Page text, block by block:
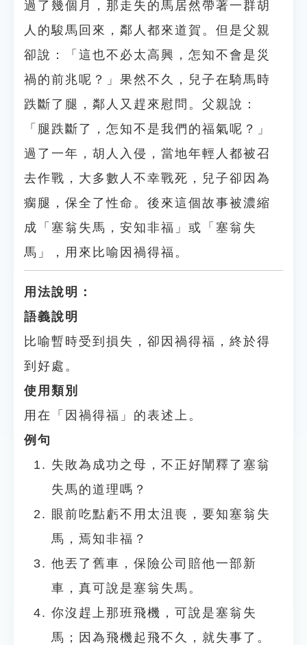
過了幾個月，那走失的馬居然帶著一群胡
人的駿馬回來，鄰人都來道賀。但是父親
卻說：「這也不必太高興，怎知不會是災
禍的前兆呢？」果然不久，兒子在騎馬時
跌斷了腿，鄰人又趕來慰問。父親說：
「腿跌斷了，怎知不是我們的福氣呢？」
過了一年，胡人入侵，當地年輕人都被召
去作戰，大多數人不幸戰死，兒子卻因為
瘸腿，保全了性命。後來這個故事被濃縮
成「塞翁失馬，安知非福」或「塞翁失
馬」，用來比喻因禍得福。
用法說明：
語義說明
比喻暫時受到損失，卻因禍得福，終於得
到好處。
使用類別
用在「因禍得福」的表述上。
例句
失敗為成功之母，不正好闡釋了塞翁
失馬的道理嗎？
眼前吃點虧不用太沮喪，要知塞翁失
馬，焉知非福？
他丟了舊車，保險公司賠他一部新
車，真可說是塞翁失馬。
你沒趕上那班飛機，可說是塞翁失
馬；因為飛機起飛不久，就失事了。